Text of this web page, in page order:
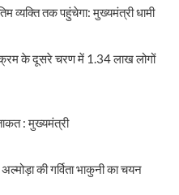
व्यक्ति तक पहुंचेगा: मुख्यमंत्री धामी
के दूसरे चरण में 1.34 लाख लोगों
: मुख्यमंत्री
की गर्विता भाकुनी का चयन